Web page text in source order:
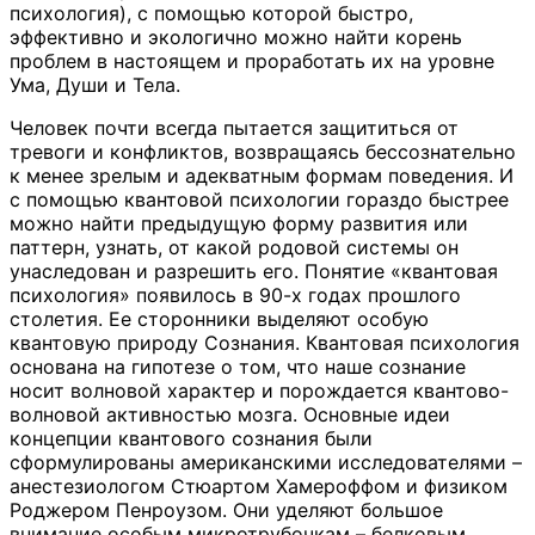
психология), с помощью которой быстро,
эффективно и экологично можно найти корень
проблем в настоящем и проработать их на уровне
Ума, Души и Тела.
Человек почти всегда пытается защититься от
тревоги и конфликтов, возвращаясь бессознательно
к менее зрелым и адекватным формам поведения. И
с помощью квантовой психологии гораздо быстрее
можно найти предыдущую форму развития или
паттерн, узнать, от какой родовой системы он
унаследован и разрешить его. Понятие «квантовая
психология» появилось в 90-х годах прошлого
столетия. Ее сторонники выделяют особую
квантовую природу Сознания. Квантовая психология
основана на гипотезе о том, что наше сознание
носит волновой характер и порождается квантово-
волновой активностью мозга. Основные идеи
концепции квантового сознания были
сформулированы американскими исследователями –
анестезиологом Стюартом Хамероффом и физиком
Роджером Пенроузом. Они уделяют большое